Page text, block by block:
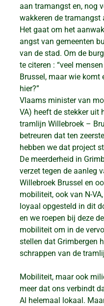
aan tramangst en, nog
wakkeren de tramangst
Het gaat om het
angst van gemeenten
van de stad. Om de
te citeren : “veel
Brussel, maar wie komt
hier?”
Vlaams minister van
VA) heeft de stekker uit
tramlijn Willebroek –
betreuren dat ten
hebben we dat project
De meerderheid in
verzet tegen de aanleg
Willebroek Brussel en
mobiliteit, ook van N-
loyaal opgesteld in dit
en we roepen bij deze
mobiliteit om in de
stellen dat Grimbergen
schrappen van de
Mobiliteit, maar ook
meer dat ons verbindt
Al helemaal lokaal.